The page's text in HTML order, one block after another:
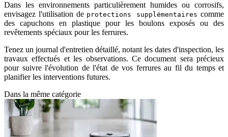
Dans les environnements particulièrement humides ou corrosifs,
envisagez l'utilisation de protections supplémentaires comme
des capuchons en plastique pour les boulons exposés ou des
revêtements spéciaux pour les ferrures.
Tenez un journal d'entretien détaillé, notant les dates d'inspection, les
travaux effectués et les observations. Ce document sera précieux
pour suivre l'évolution de l'état de vos ferrures au fil du temps et
planifier les interventions futures.
Dans la même catégorie